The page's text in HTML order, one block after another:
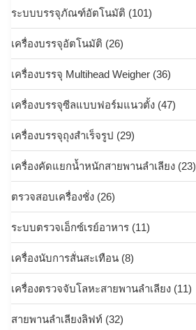
ระบบบรรจุภัณฑ์อัตโนมัติ (101)
เครื่องบรรจุอัตโนมัติ (26)
เครื่องบรรจุ Multihead Weigher (36)
เครื่องบรรจุซีลแบบฟอร์มแนวตั้ง (47)
เครื่องบรรจุถุงสำเร็จรูป (29)
เครื่องคัดแยกน้ำหนักสายพานลำเลียง (23)
ตรวจสอบเครื่องชั่ง (26)
ระบบตรวจเอ็กซ์เรย์อาหาร (11)
เครื่องนับการสั่นสะเทือน (8)
เครื่องตรวจจับโลหะสายพานลำเลียง (11)
สายพานลำเลียงลิฟท์ (32)